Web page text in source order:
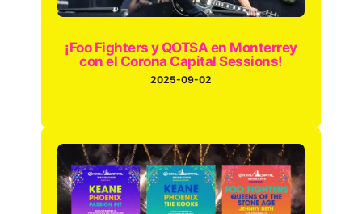
¡Foo Fighters y QOTSA en Monterrey
con el Corona Capital Sessions!
2025-09-02